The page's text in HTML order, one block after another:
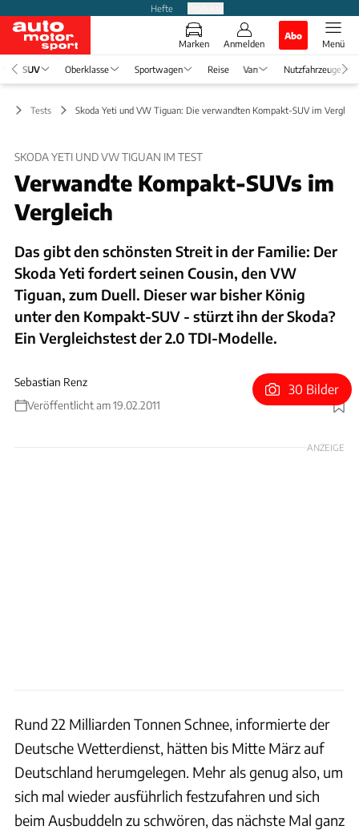
Hefte
Marken Anmelden
Abo
Menü
SUV Oberklasse Sportwagen Reise Van Nutzfahrzeuge
Tests Skoda Yeti und VW Tiguan: Die verwandten Kompakt-SUV im
SKODA YETI UND VW TIGUAN IM TEST
Verwandte Kompakt-SUVs im
Vergleich
Das gibt den schönsten Streit in der Familie: Der
Skoda Yeti fordert seinen Cousin, den VW
Tiguan, zum Duell. Dieser war bisher König
unter den Kompakt-SUV - stürzt ihn der Skoda?
Ein Vergleichstest der 2.0 TDI-Modelle.
Sebastian Renz
Veröffentlicht am 19.02.2011
Foto: Hans-Dieter Seufert
30 Bilder
ANZEIGE
Rund 22 Milliarden Tonnen Schnee, informierte der
Deutsche Wetterdienst, hätten bis Mitte März auf
Deutschland herumgelegen. Mehr als genug also, um
sich mal wieder ausführlich festzufahren und sich
beim Ausbuddeln zu schwören, das nächste Mal ganz